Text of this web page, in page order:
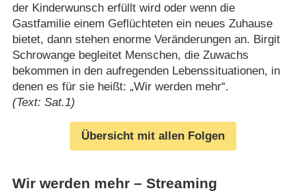
der Kinderwunsch erfüllt wird oder wenn die
Gastfamilie einem Geflüchteten ein neues Zuhause
bietet, dann stehen enorme Veränderungen an. Birgit
Schrowange begleitet Menschen, die Zuwachs
bekommen in den aufregenden Lebenssituationen, in
denen es für sie heißt: „Wir werden mehr“.
(Text: Sat.1)
Übersicht mit allen Folgen
Wir werden mehr – Streaming